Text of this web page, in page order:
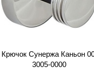
Крючок Сунержа Каньон
3005-0000